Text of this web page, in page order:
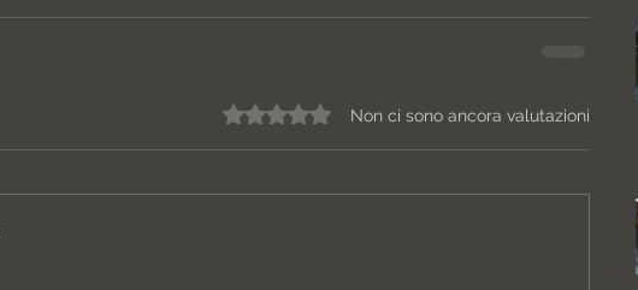
Valutazione 0 stelle su 5.Non ci sono ancora valutazioni